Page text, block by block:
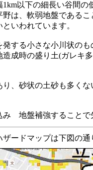
以下の細長い谷間の
は、軟弱地盤であるこ
いわれています。
する小さな小川状の
成時の盛り土(ガレキ
、砂状の土砂も多く
地盤補強することで
ードマップは下図の通